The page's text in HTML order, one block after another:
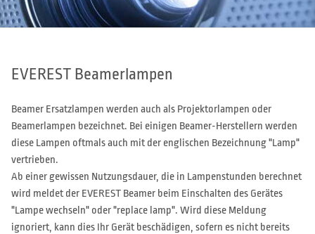
EVEREST Beamerlampen
Beamer Ersatzlampen werden auch als Projektorlampen oder
Beamerlampen bezeichnet. Bei einigen Beamer-Herstellern werden
diese Lampen oftmals auch mit der englischen Bezeichnung "Lamp"
vertrieben.
Ab einer gewissen Nutzungsdauer, die in Lampenstunden berechnet
wird meldet der EVEREST Beamer beim Einschalten des Gerätes
"Lampe wechseln" oder "replace lamp". Wird diese Meldung
ignoriert, kann dies Ihr Gerät beschädigen, sofern es nicht bereits